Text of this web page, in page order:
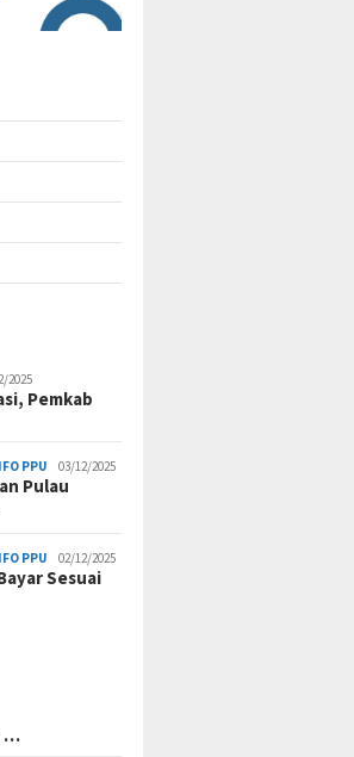
2025
Pemkab
PPU 03/12/2025
Pulau
PPU 02/12/2025
Sesuai
…